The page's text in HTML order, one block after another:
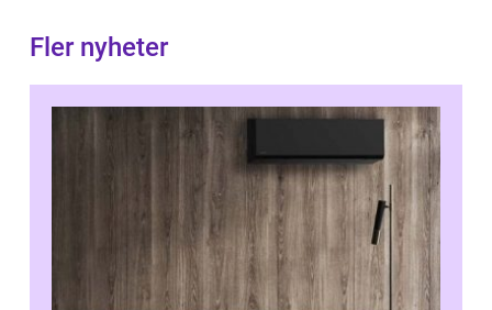
Fler nyheter